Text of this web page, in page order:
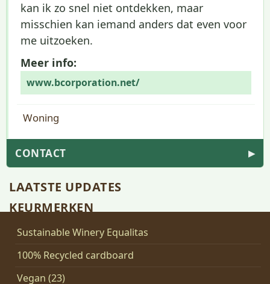
kan ik zo snel niet ontdekken, maar
misschien kan iemand anders dat even voor
me uitzoeken.
Meer info:
www.bcorporation.net/
Woning
CONTACT ▶
LAATSTE UPDATES
KEURMERKEN
Sustainable Winery Equalitas
100% Recycled cardboard
Vegan (23)